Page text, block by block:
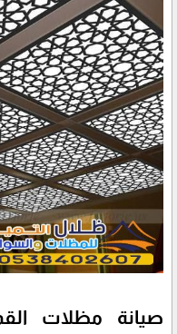
صيانة مظلات